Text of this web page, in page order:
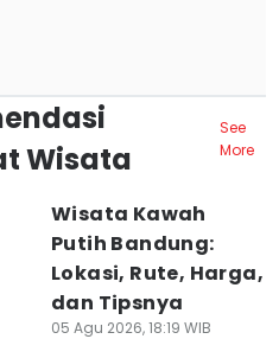
Wisata
See
More
Wisata Kawah
Putih Bandung:
Lokasi, Rute, Harga,
dan Tipsnya
05 Agu 2026, 18:19 WIB